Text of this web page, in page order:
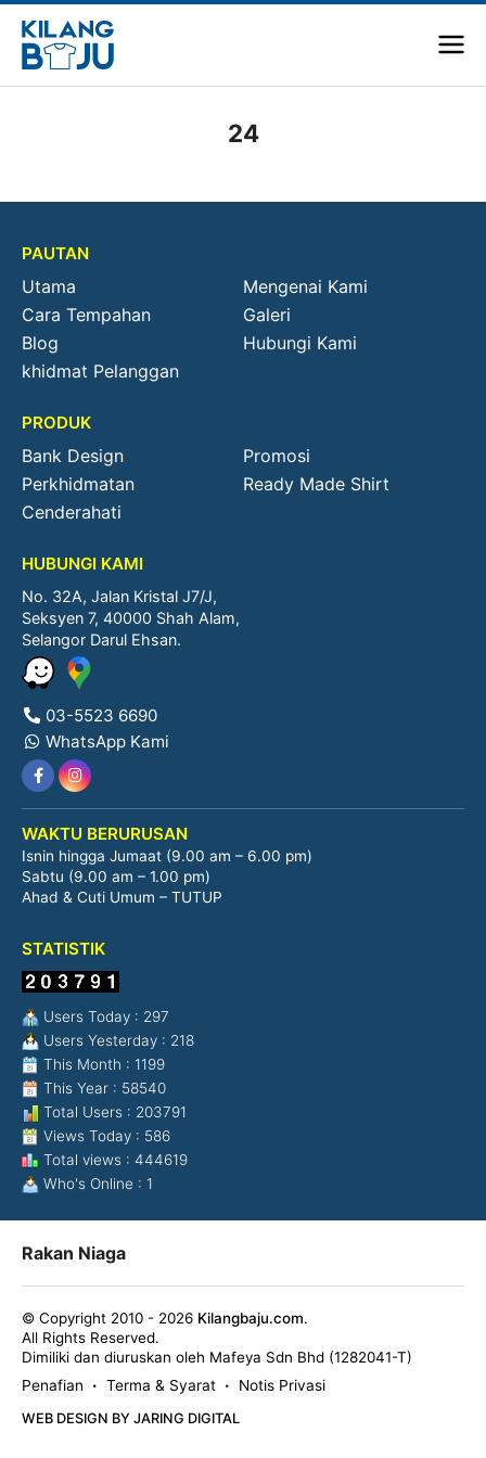
24
PAUTAN
Utama
Mengenai Kami
Cara Tempahan
Galeri
Blog
Hubungi Kami
khidmat Pelanggan
PRODUK
Bank Design
Promosi
Perkhidmatan
Ready Made Shirt
Cenderahati
HUBUNGI KAMI
No. 32A, Jalan Kristal J7/J,
Seksyen 7, 40000 Shah Alam,
Selangor Darul Ehsan.
03-5523 6690
WhatsApp Kami
WAKTU BERURUSAN
Isnin hingga Jumaat (9.00 am – 6.00 pm)
Sabtu (9.00 am – 1.00 pm)
Ahad & Cuti Umum – TUTUP
STATISTIK
Users Today : 297
Users Yesterday : 218
This Month : 1199
This Year : 58540
Total Users : 203791
Views Today : 586
Total views : 444619
Who's Online : 1
Rakan Niaga
© Copyright 2010 - 2026 Kilangbaju.com.
All Rights Reserved.
Dimiliki dan diuruskan oleh Mafeya Sdn Bhd (1282041-T)
Penafian
• Terma & Syarat • Notis Privasi
WEB DESIGN BY JARING DIGITAL